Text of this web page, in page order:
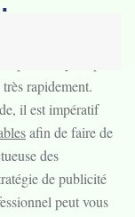
rapidement.
il est impératif
afin de faire de
des
de publicité
peut vous